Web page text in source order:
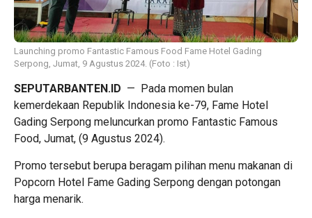
Launching promo Fantastic Famous Food Fame Hotel Gading
Serpong, Jumat, 9 Agustus 2024. (Foto : Ist)
SEPUTARBANTEN.ID — Pada momen bulan
kemerdekaan Republik Indonesia ke-79, Fame Hotel
Gading Serpong meluncurkan promo Fantastic Famous
Food, Jumat, (9 Agustus 2024).
Promo tersebut berupa beragam pilihan menu makanan di
Popcorn Hotel Fame Gading Serpong dengan potongan
harga menarik.